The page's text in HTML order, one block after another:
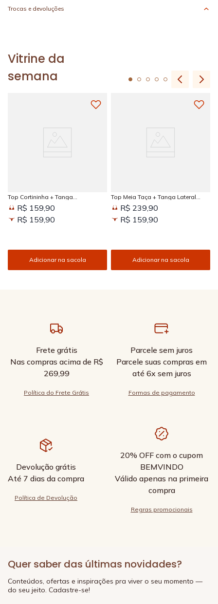
Trocas e devoluções
Vitrine da
semana
Top Cortininha + Tanga
Amarradinha Estampada Sun
KissedR$ 159,90
R$ 159,90
Adicionar na sacola
Top Meia Taça + Tanga Lateral
Larga Estampada Sun Kissed
R$ 239,90
R$ 159,90
Adicionar na sacola
Frete grátis
Nas compras acima de R$
269,99
Política do Frete Grátis
Parcele sem juros
Parcele suas compras em
até 6x sem juros
Formas de pagamento
Devolução grátis
Até 7 dias da compra
Política de Devolução
20% OFF com o cupom
BEMVINDO
Válido apenas na primeira
compra
Regras promocionais
Quer saber das últimas novidades?
Conteúdos, ofertas e inspirações pra viver o seu momento —
do seu jeito. Cadastre-se!